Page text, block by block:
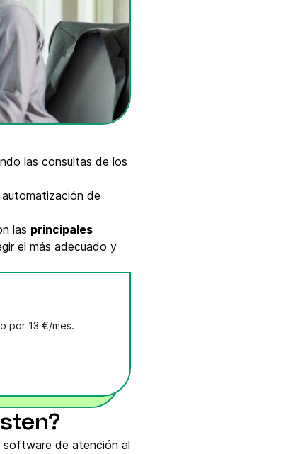
las consultas de los
de
las principales
el más adecuado y
por 13 €/mes.
software de atención al